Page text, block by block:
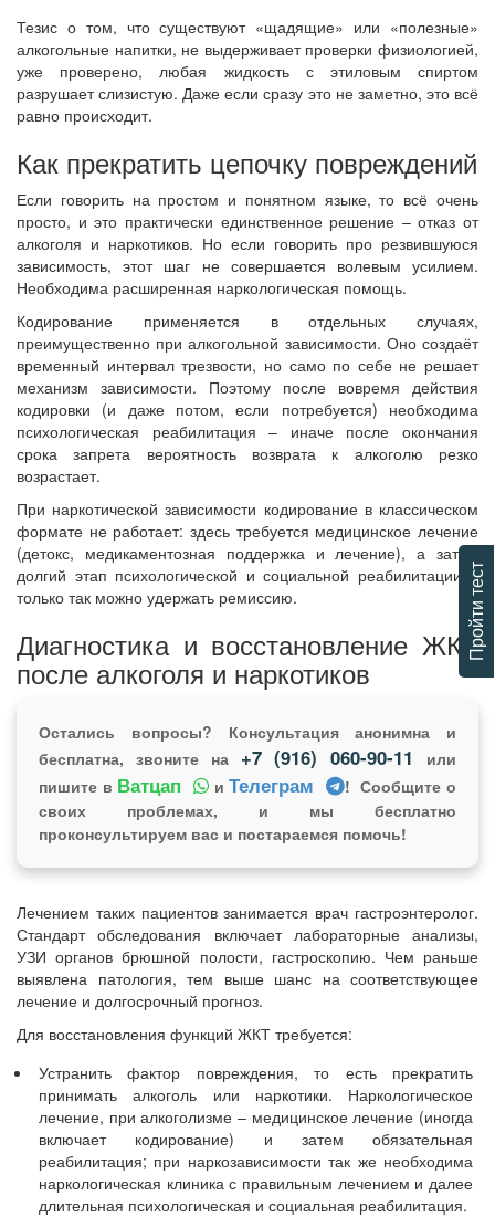
Тезис о том, что существуют «щадящие» или «полезные»
алкогольные напитки, не выдерживает проверки физиологией,
уже проверено, любая жидкость с этиловым спиртом
разрушает слизистую. Даже если сразу это не заметно, это всё
равно происходит.
Как прекратить цепочку повреждений
Если говорить на простом и понятном языке, то всё очень
просто, и это практически единственное решение – отказ от
алкоголя и наркотиков. Но если говорить про резвившуюся
зависимость, этот шаг не совершается волевым усилием.
Необходима расширенная наркологическая помощь.
Кодирование применяется в отдельных случаях,
преимущественно при алкогольной зависимости. Оно создаёт
временный интервал трезвости, но само по себе не решает
механизм зависимости. Поэтому после вовремя действия
кодировки (и даже потом, если потребуется) необходима
психологическая реабилитация – иначе после окончания
срока запрета вероятность возврата к алкоголю резко
возрастает.
При наркотической зависимости кодирование в классическом
формате не работает: здесь требуется медицинское лечение
(детокс, медикаментозная поддержка и лечение), а затем
долгий этап психологической и социальной реабилитации –
только так можно удержать ремиссию.
Диагностика и восстановление ЖКТ
после алкоголя и наркотиков
Остались вопросы? Консультация анонимна и
бесплатна, звоните на +7 (916) 060-90-11
или
пишите в Ватцап иТелеграм
! Сообщите о
своих проблемах, и мы бесплатно
проконсультируем вас и постараемся помочь!
Лечением таких пациентов занимается врач гастроэнтеролог.
Стандарт обследования включает лабораторные анализы,
УЗИ органов брюшной полости, гастроскопию. Чем раньше
выявлена патология, тем выше шанс на соответствующее
лечение и долгосрочный прогноз.
Для восстановления функций ЖКТ требуется:
Устранить фактор повреждения, то есть прекратить
принимать алкоголь или наркотики. Наркологическое
лечение, при алкоголизме – медицинское лечение (иногда
включает кодирование) и затем обязательная
реабилитация; при наркозависимости так же необходима
наркологическая клиника с правильным лечением и далее
длительная психологическая и социальная реабилитация.
Пройти тест